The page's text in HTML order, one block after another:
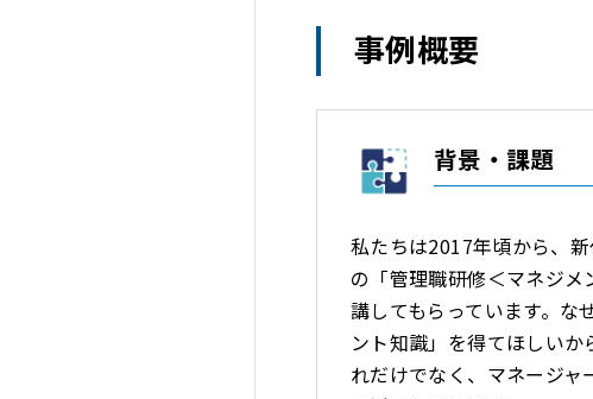
事例概要
背景・課題
私たちは2017年頃から、
の「管理職研修＜マネジメ
講してもらっています。な
ント知識」を得てほしい
れだけでなく、マネージ